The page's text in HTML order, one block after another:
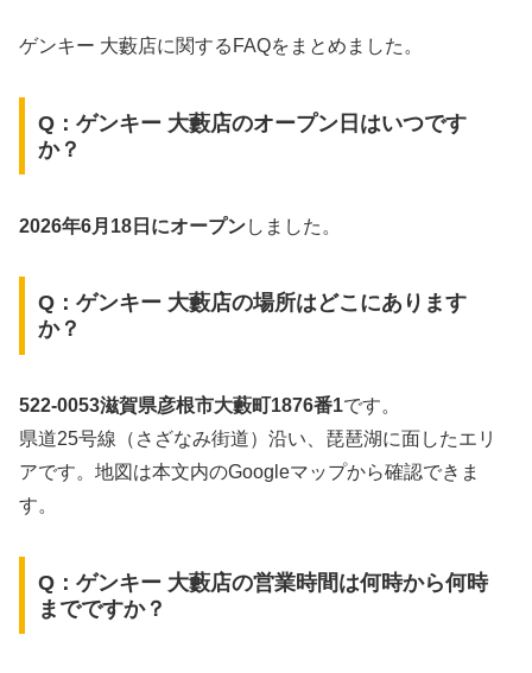
ゲンキー 大藪店に関するFAQをまとめました。
Q：ゲンキー 大藪店のオープン日はいつです
か？
2026年6月18日にオープンしました。
Q：ゲンキー 大藪店の場所はどこにあります
か？
522-0053滋賀県彦根市大藪町1876番1です。
県道25号線（さざなみ街道）沿い、琵琶湖に面したエリ
アです。地図は本文内のGoogleマップから確認できま
す。
Q：ゲンキー 大藪店の営業時間は何時から何時
までですか？